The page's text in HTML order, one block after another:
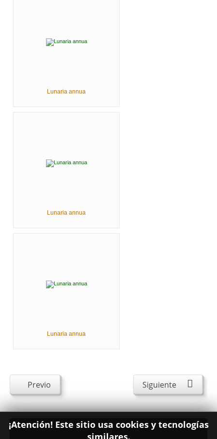
Lunaria annua
Lunaria annua
Lunaria annua
Previo Siguiente
¡Atención! Este sitio usa cookies y tecnologías
similares.